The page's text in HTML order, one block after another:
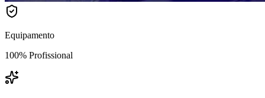
Equipamento
100% Profissional